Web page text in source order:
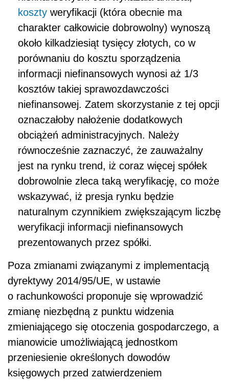
koszty weryfikacji (która obecnie ma
charakter całkowicie dobrowolny) wynoszą
około kilkadziesiąt tysięcy złotych, co w
porównaniu do kosztu sporządzenia
informacji niefinansowych wynosi aż 1/3
kosztów takiej sprawozdawczości
niefinansowej. Zatem skorzystanie z tej opcji
oznaczałoby nałożenie dodatkowych
obciążeń administracyjnych. Należy
równocześnie zaznaczyć, że zauważalny
jest na rynku trend, iż coraz więcej spółek
dobrowolnie zleca taką weryfikację, co może
wskazywać, iż presja rynku będzie
naturalnym czynnikiem zwiększającym liczbę
weryfikacji informacji niefinansowych
prezentowanych przez spółki.
Poza zmianami związanymi z implementacją
dyrektywy 2014/95/UE, w ustawie
o rachunkowości proponuje się wprowadzić
zmianę niezbędną z punktu widzenia
zmieniającego się otoczenia gospodarczego, a
mianowicie umożliwiającą jednostkom
przeniesienie określonych dowodów
księgowych przed zatwierdzeniem